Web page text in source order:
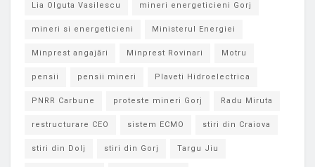
Lia Olguta Vasilescu mineri energeticieni Gorj
mineri si energeticieni Ministerul Energiei
Minprest angajări Minprest Rovinari Motru
pensii pensii mineri Plaveti Hidroelectrica
PNRR Carbune proteste mineri Gorj Radu Miruta
restructurare CEO sistem ECMO stiri din Craiova
stiri din Dolj stiri din Gorj Targu Jiu